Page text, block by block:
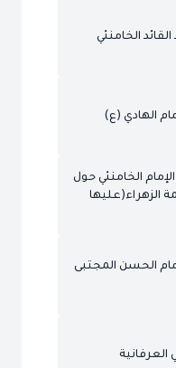
الخامنئي
الهادي (ع)
الخامنئي حول
الزهراء(عليها
الحسن المجتبى
العرفانية